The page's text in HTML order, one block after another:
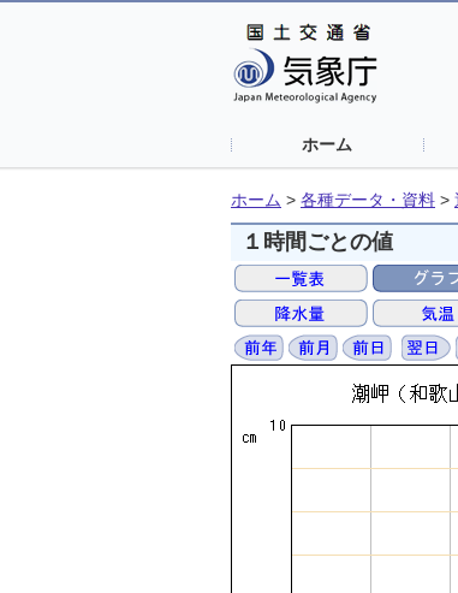
ホーム
ホーム > 各種データ・資料 >
１時間ごとの値